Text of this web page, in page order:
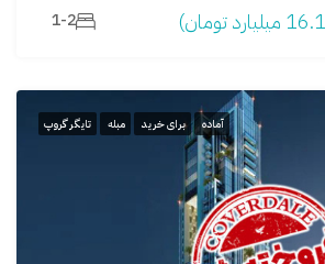
1-2
آماده برای خرید مبله تایگر گروپ